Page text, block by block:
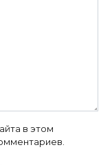
в этом